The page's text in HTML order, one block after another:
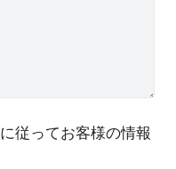
に従ってお客様の情報